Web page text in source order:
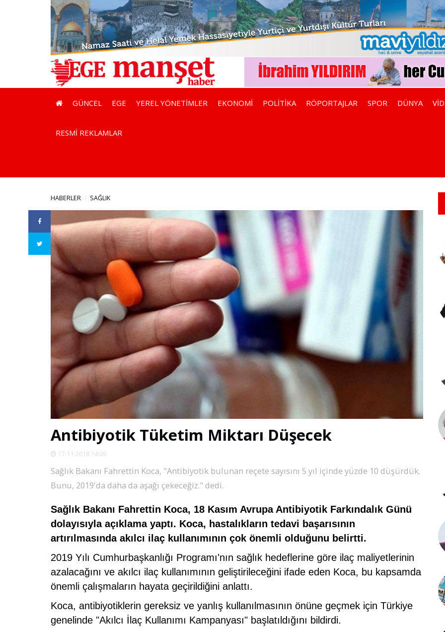
GÜNCEL EGE YEREL YÖNETİMLER EKONOMİ POLİTİKA RÖPORTAJLAR SPOR DÜNYA
RESMİ REKLAMLAR
HABERLER SAĞLIK
Antibiyotik Tüketim Miktarı Düşecek
17-11-2018 14:09
Sağlık Bakanı Fahrettin Koca, "Antibiyotik bulunan reçete sayısını 5 yıl içinde yüzde 10 düşürdük.
Bunu, 2019'da daha da aşağı çekeceğiz." dedi.
Sağlık Bakanı Fahrettin Koca, 18 Kasım Avrupa Antibiyotik Farkındalık Günü
dolayısıyla açıklama yaptı. Koca, hastalıkların tedavi başarısının
artırılmasında akılcı ilaç kullanımının çok önemli olduğunu belirtti.
2019 Yılı Cumhurbaşkanlığı Programı'nın sağlık hedeflerine göre ilaç maliyetlerinin
azalacağını ve akılcı ilaç kullanımının geliştirileceğini ifade eden Koca, bu kapsamda
önemli çalışmaların hayata geçirildiğini anlattı.
Koca, antibiyotiklerin gereksiz ve yanlış kullanılmasının önüne geçmek için Türkiye
genelinde "Akılcı İlaç Kullanımı Kampanyası" başlatıldığını bildirdi.